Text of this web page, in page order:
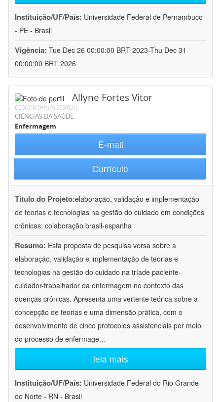
Instituição/UF/País: Universidade Federal de Pernambuco
- PE - Brasil
Vigência: Tue Dec 26 00:00:00 BRT 2023-Thu Dec 31
00:00:00 BRT 2026
Allyne Fortes Vitor
COORDENADOR(A)
CIÊNCIAS DA SAÚDE
Enfermagem
E-mail
Currículo
Título do Projeto:elaboração, validaçâo e implementação
de teorias e tecnologias na gestão do cuidado em condições
crônicas: colaboração brasil-espanha
Resumo: Esta proposta de pesquisa versa sobre a
elaboração, validação e implementação de teorias e
tecnologias na gestão do cuidado na tríade paciente-
cuidador-trabalhador da enfermagem no contexto das
doenças crônicas. Apresenta uma vertente teórica sobre a
concepção de teorias e uma dimensão prática, com o
desenvolvimento de cinco protocolos assistenciais por meio
do processo de enfermage...
leia mais
Instituição/UF/País: Universidade Federal do Rio Grande
do Norte - RN - Brasil